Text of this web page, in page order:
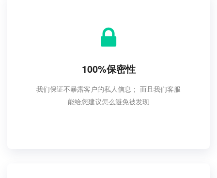
100%保密性
我们保证不暴露客户的私人信息； 而且我们客服
能给您建议怎么避免被发现